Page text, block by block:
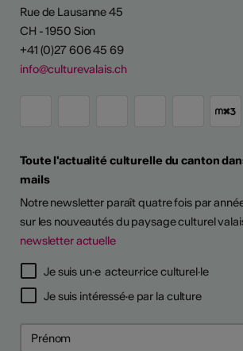
prévenir
prévenir
Rue de Lausanne 45
CH - 1950 Sion
+41 (0)27 606 45 69
info@culturevalais.ch
Toute l'actualité culturelle du canton
mails
Notre newsletter paraît quatre fois par
sur les nouveautés du paysage culturel
newsletter actuelle
Je suis un·e acteur·rice culturel·le
Je suis intéressé·e par la culture